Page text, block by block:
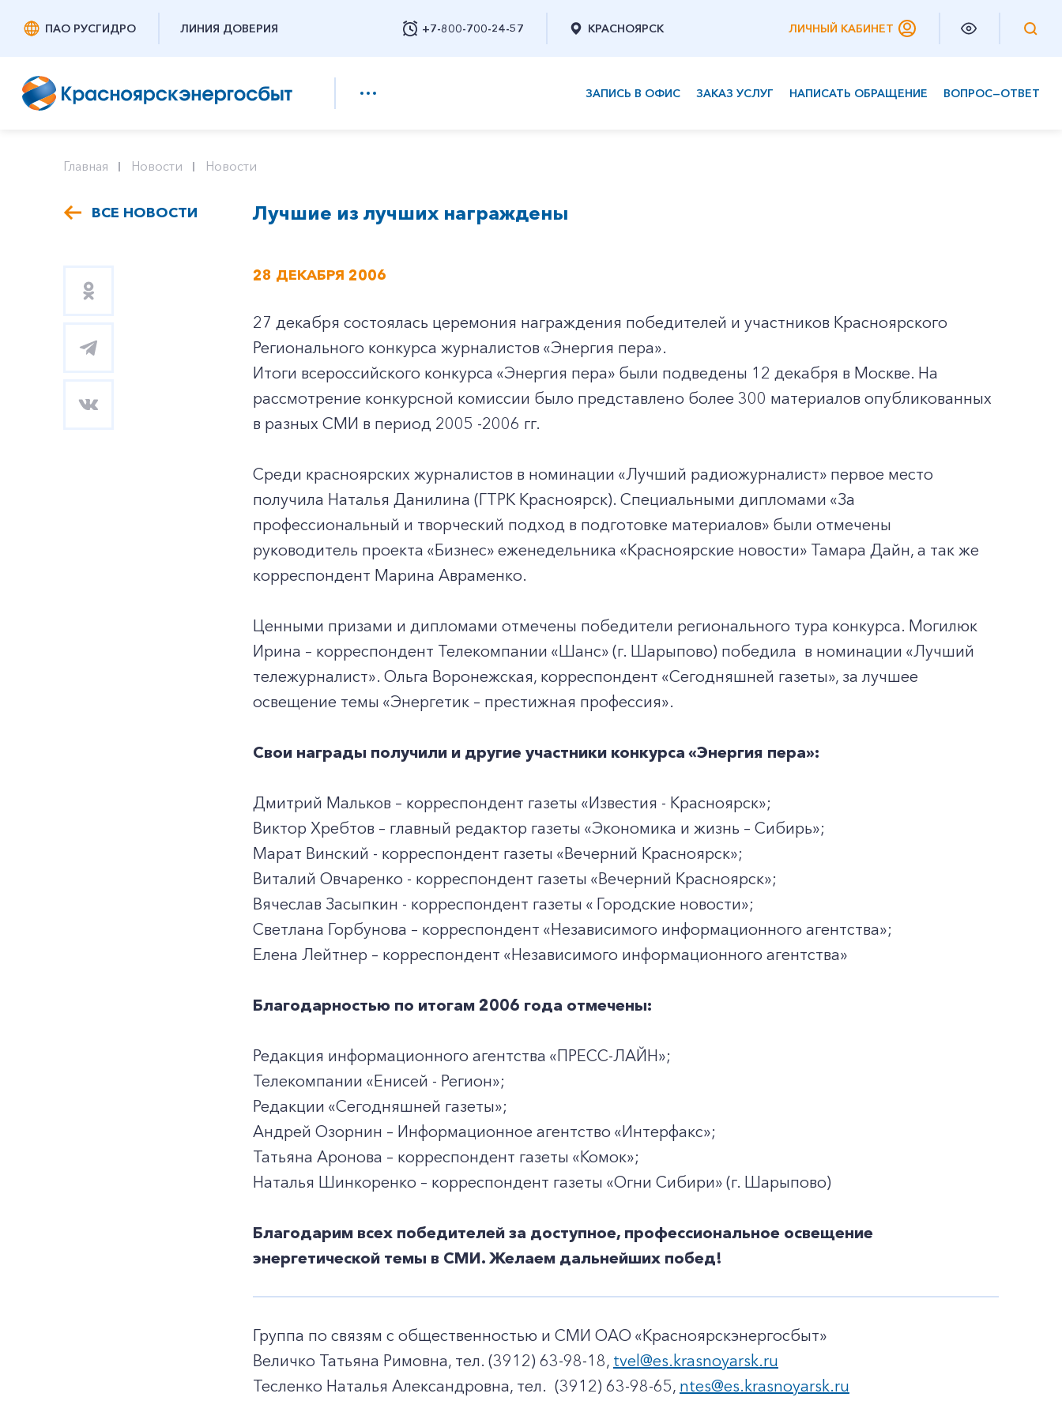
ПАО РУСГИДРО ЛИНИЯ ДОВЕРИЯ +7-800-700-24-57
Заказать обратный звонок
КРАСНОЯРСК ЛИЧНЫЙ КАБИНЕТ
ЗАПИСЬ В ОФИС ЗАКАЗ УСЛУГ НАПИСАТЬ ОБРАЩЕНИЕ ВОПРОС—ОТВЕТ
Частным клиентам
Корпоративным клиентам
Главная Новости Новости
ВСЕ НОВОСТИ Лучшие из лучших награждены
28 ДЕКАБРЯ 2006
27 декабря состоялась церемония награждения победителей и участников Красноярского
Регионального конкурса журналистов «Энергия пера».
Итоги всероссийского конкурса «Энергия пера» были подведены 12 декабря в Москве. На
рассмотрение конкурсной комиссии было представлено более 300 материалов опубликованных
в разных СМИ в период 2005 -2006 гг.
Среди красноярских журналистов в номинации «Лучший радиожурналист» первое место
получила Наталья Данилина (ГТРК Красноярск). Специальными дипломами «За
профессиональный и творческий подход в подготовке материалов» были отмечены
руководитель проекта «Бизнес» еженедельника «Красноярские новости» Тамара Дайн, а так же
корреспондент Марина Авраменко.
Ценными призами и дипломами отмечены победители регионального тура конкурса. Могилюк
Ирина – корреспондент Телекомпании «Шанс» (г. Шарыпово) победила в номинации «Лучший
тележурналист». Ольга Воронежская, корреспондент «Сегодняшней газеты», за лучшее
освещение темы «Энергетик – престижная профессия».
Свои награды получили и другие участники конкурса «Энергия пера»:
Дмитрий Мальков – корреспондент газеты «Известия - Красноярск»;
Виктор Хребтов – главный редактор газеты «Экономика и жизнь – Сибирь»;
Марат Винский - корреспондент газеты «Вечерний Красноярск»;
Виталий Овчаренко - корреспондент газеты «Вечерний Красноярск»;
Вячеслав Засыпкин - корреспондент газеты « Городские новости»;
Светлана Горбунова – корреспондент «Независимого информационного агентства»;
Елена Лейтнер – корреспондент «Независимого информационного агентства»
Благодарностью по итогам 2006 года отмечены:
Редакция информационного агентства «ПРЕСС-ЛАЙН»;
Телекомпании «Енисей - Регион»;
Редакции «Сегодняшней газеты»;
Андрей Озорнин – Информационное агентство «Интерфакс»;
Татьяна Аронова – корреспондент газеты «Комок»;
Наталья Шинкоренко – корреспондент газеты «Огни Сибири» (г. Шарыпово)
Благодарим всех победителей за доступное, профессиональное освещение
энергетической темы в СМИ. Желаем дальнейших побед!
Группа по связям с общественностью и СМИ ОАО «Красноярскэнергосбыт»
Величко Татьяна Римовна, тел. (3912) 63-98-18, tvel@es.krasnoyarsk.ru
Тесленко Наталья Александровна, тел. (3912) 63-98-65, ntes@es.krasnoyarsk.ru